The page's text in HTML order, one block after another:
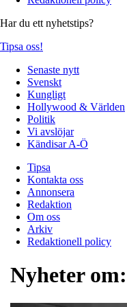
Har du ett nyhetstips?
Tipsa oss!
Senaste nytt
Svenskt
Kungligt
Hollywood & Världen
Politik
Vi avslöjar
Kändisar A-Ö
Tipsa
Kontakta oss
Annonsera
Redaktion
Om oss
Arkiv
Redaktionell policy
Nyheter om: